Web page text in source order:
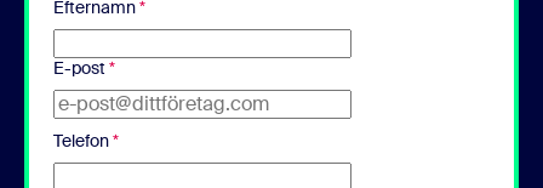
Efternamn*
E-post *
Telefon*